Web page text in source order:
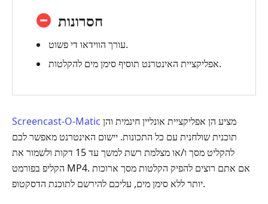
חסרונות
עורך הווידאו די פשוט.
אפליקציית האינטרנט תוסיף סימן מים להקלטות.
Screencast-O-Matic
תוכנית שולחנית עם כל התכונות. יישום האינטרנט מאפשר לכם
להקליט מסך ו/או מצלמת רשת למשך עד 15 דקות ולשמור את
הקליפ בפורמט MP4. אם אתם רוצים להפיק הקלטות מסך ארוכות
יותר ללא סימן מים, עליכם להירשם לתוכנת הדסקטופ.